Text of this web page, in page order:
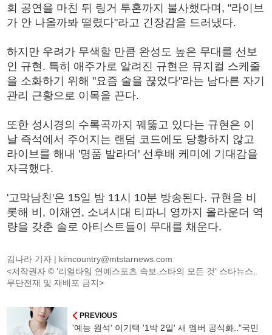
회 공연을 마친 뒤 링거 투혼까지 불사했다며, "라이브
가 안 나올까봐 떨렸다"라고 긴장감을 드러냈다.
하지만 우려가 무색할 만큼 완성도 높은 무대를 선보
인 규현. 특히 애주가로 알려진 규현은 뮤지컬 스케줄
을 소화하기 위해 "요즘 술을 끊었다"라는 남다른 자기
관리 근황으로 이목을 끈다.
또한 성시경의 수록곡까지 꿰뚫고 있다는 규현은 이
날 즉석에서 주어지는 랜덤 코드에도 당황하지 않고
라이브를 해내 '명품 발라더' 선후배 케미에 기대감을
자극했다.
'고막남친'은 15일 밤 11시 10분 방송된다. 규현을 비
롯해 비, 이채연, 소녀시대 티파니 영까지 올라운더 역
량을 갖춘 솔로 아티스트들이 무대를 채운다.
김나라 기자 | kimcountry@mtstarnews.com
<저작권자 © ‘리얼타임 연예스포츠 속보,스타의 모든 것’ 스타뉴스,
무단전재 및 재배포 금지>
PREVIOUS
'예능 원석' 이기택 '1박 2일' 새 멤버 공식화.."국민